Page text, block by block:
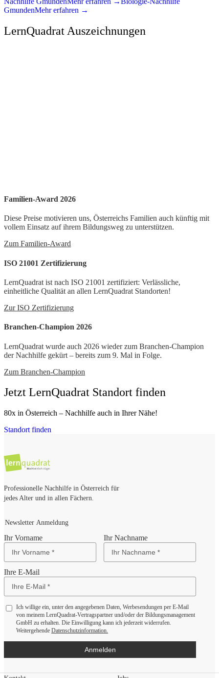
GmundenMehr erfahren →
LernQuadrat Auszeichnungen
Familien-Award 2026
Diese Preise motivieren uns, Österreichs Familien auch künftig mit
vollem Einsatz auf ihrem Bildungsweg zu unterstützen.
Zum Familien-Award
ISO 21001 Zertifizierung
LernQuadrat ist nach ISO 21001 zertifiziert: Verlässliche,
einheitliche Qualität an allen LernQuadrat Standorten!
Zur ISO Zertifizierung
Branchen-Champion 2026
LernQuadrat wurde auch 2026 wieder zum Branchen-Champion
der Nachhilfe gekürt – bereits zum 9. Mal in Folge.
Zum Branchen-Champion
Jetzt LernQuadrat Standort finden
80x in Österreich – Nachhilfe auch in Ihrer Nähe!
Standort finden
Professionelle Nachhilfe in Österreich für
jedes Alter und in allen Fächern.
Newsletter Anmeldung
Ihr Vorname Ihr Nachname
Ihre E-Mail
Ich willige ein, unter den angegebenen Daten, Werbesendungen per E-Mail
von meinem LernQuadrat-Vertragspartner und/oder der Bildungsmanagement
GmbH zu erhalten. Die Einwilligung kann ich jederzeit widerrufen.
Weitergehende Datenschutzinformation.
Anmelden